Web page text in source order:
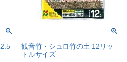
観音竹・シュロ竹の土 12リッ
トルサイズ